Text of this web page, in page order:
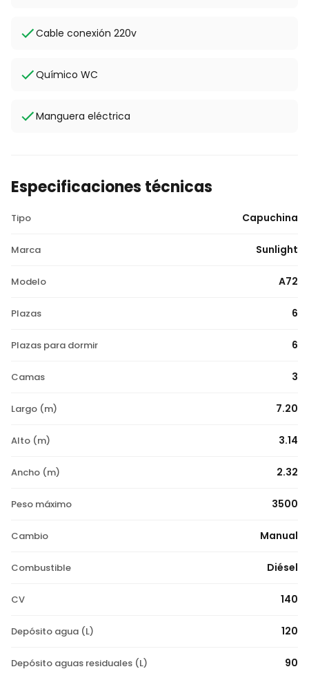
Cable conexión 220v
Químico WC
Manguera eléctrica
Especificaciones técnicas
Tipo Capuchina
Marca Sunlight
Modelo A72
Plazas 6
Plazas para dormir 6
Camas 3
Largo (m) 7.20
Alto (m) 3.14
Ancho (m) 2.32
Peso máximo 3500
Cambio Manual
Combustible Diésel
CV 140
Depósito agua (L) 120
Depósito aguas residuales (L) 90